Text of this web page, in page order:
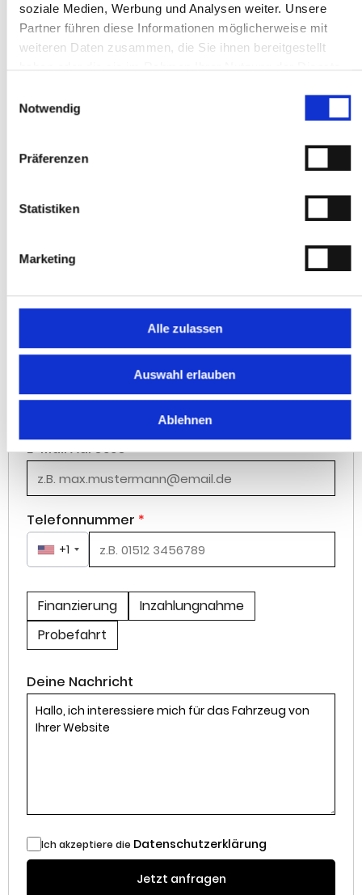
soziale Medien, Werbung und Analysen weiter. Unsere
Partner führen diese Informationen möglicherweise mit
weiteren Daten zusammen, die Sie ihnen bereitgestellt
Notwendig
Präferenzen
Statistiken
Marketing
Alle zulassen
Auswahl erlauben
Ablehnen
Geschäftsführer
Anrede
Herr
Vorname*
E-Mail Adresse*
Telefonnummer *
+1
Finanzierung
Inzahlungnahme
Probefahrt
Deine Nachricht
Ich akzeptiere die Datenschutzerklärung
Jetzt anfragen